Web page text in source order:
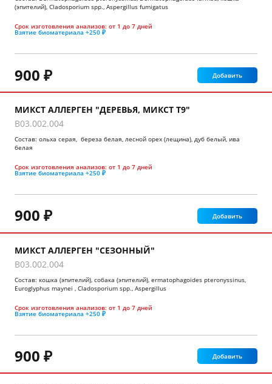
(эпителий), Cladosporium spp., Aspergillus fumigatus
Срок изготовления анализов: от 1 до 7 дней
Взятие биоматериала +250 ₽
900 ₽ Добавить
МИКСТ АЛЛЕРГЕН "ДЕРЕВЬЯ, МИКСТ Т9"
B03.002.004
Состав: ольха серая, береза белая, лесной орех (лещина), дуб белый, ива
белая
Срок изготовления анализов: от 1 до 7 дней
Взятие биоматериала +250 ₽
900 ₽ Добавить
МИКСТ АЛЛЕРГЕН "СЕЗОННЫЙ"
B03.002.004
Состав: кошка (эпителий), собака (эпителий), ermatophagoides pteronyssinus,
Euroglyphus maynei , Cladosporium spp., Aspergillus
Срок изготовления анализов: от 1 до 7 дней
Взятие биоматериала +250 ₽
900 ₽ Добавить